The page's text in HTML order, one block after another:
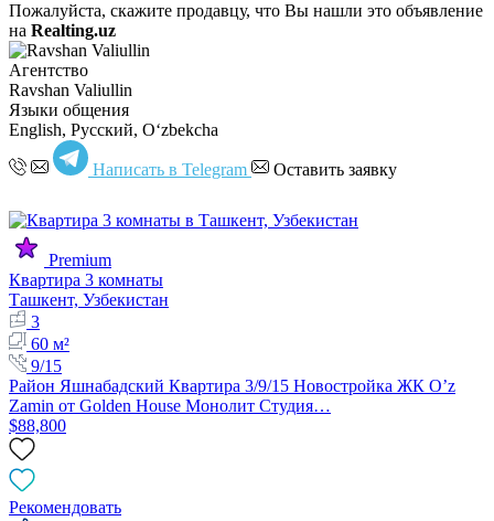
Пожалуйста, скажите продавцу, что Вы нашли это объявление
на Realting.uz
Агентство
Ravshan Valiullin
Языки общения
English, Русский, Oʻzbekcha
Написать в Telegram Оставить заявку
Premium
Квартира 3 комнаты
Ташкент, Узбекистан
3
60 м²
9/15
Район Яшнабадский Квартира 3/9/15 Новостройка ЖК O’z
Zamin от Golden House Монолит Студия…
$88,800
Рекомендовать